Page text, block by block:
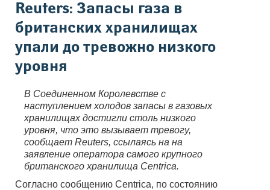
Вы здесь
Reuters: Запасы газа в
британских хранилищах
упали до тревожно низкого
уровня
В Соединенном Королевстве с
наступлением холодов запасы в газовых
хранилищах достигли столь низкого
уровня, что это вызывает тревогу,
сообщает Reuters, ссылаясь на на
заявление оператора самого крупного
британского хранилища Centrica.
Согласно сообщению Centrica, по состоянию